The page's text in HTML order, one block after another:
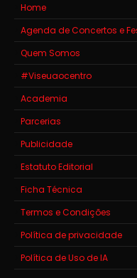
Home
Agenda de Concertos e
Quem Somos
#Viseuaocentro
Academia
Parcerias
Publicidade
Estatuto Editorial
Ficha Técnica
Termos e Condições
Política de privacidade
Política de Uso de IA